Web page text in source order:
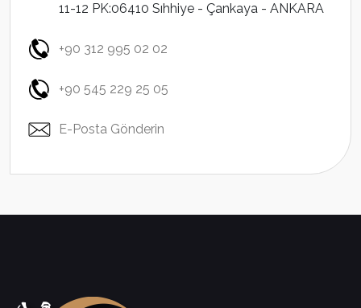
11-12 PK:06410 Sıhhiye - Çankaya - ANKARA
+90 312 995 02 02
+90 545 229 25 05
E-Posta Gönderin